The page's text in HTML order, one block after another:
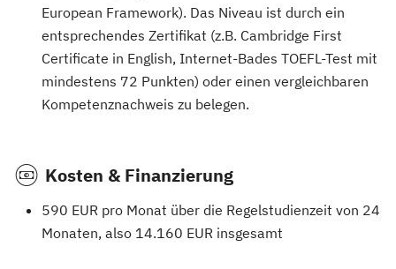
European Framework). Das Niveau ist durch ein
entsprechendes Zertifikat (z.B. Cambridge First
Certificate in English, Internet-Bades TOEFL-Test mit
mindestens 72 Punkten) oder einen vergleichbaren
Kompetenznachweis zu belegen.
Kosten & Finanzierung
590 EUR pro Monat über die Regelstudienzeit von 24
Monaten, also 14.160 EUR insgesamt